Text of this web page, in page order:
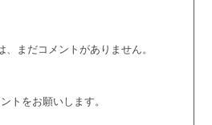
、まだコメントがありません。
トをお願いします。